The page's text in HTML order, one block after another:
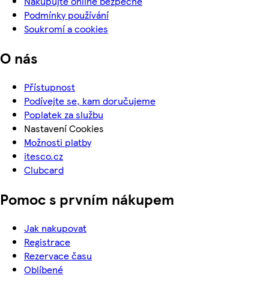
Podmínky používání
Soukromí a cookies
O nás
Přístupnost
Podívejte se, kam doručujeme
Poplatek za službu
Nastavení Cookies
Možnosti platby
itesco.cz
Clubcard
Pomoc s prvním nákupem
Jak nakupovat
Registrace
Rezervace času
Oblíbené